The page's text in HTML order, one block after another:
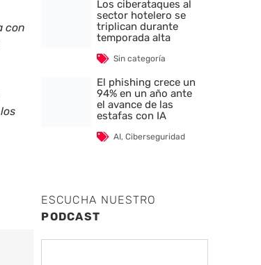
con
Los ciberataques al
sector hotelero se
triplican durante
temporada alta
Sin categoría
El phishing crece un
94% en un año ante
el avance de las
estafas con IA
AI,Ciberseguridad
ESCUCHA NUESTRO
PODCAST